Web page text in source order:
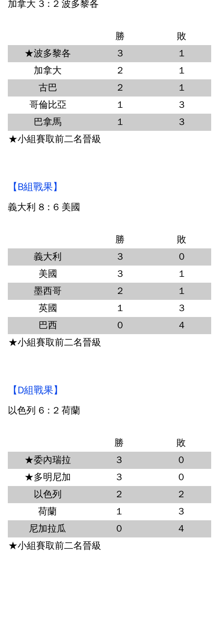
加拿大 3：2 波多黎各
勝
敗
★波多黎各
3
1
加拿大
2
1
古巴
2
1
哥倫比亞
1
3
巴拿馬
1
3
★小組賽取前二名晉級
【B組戰果】
義大利 8：6 美國
勝
敗
義大利
3
0
美國
3
1
墨西哥
2
1
英國
1
3
巴西
0
4
★小組賽取前二名晉級
【D組戰果】
以色列 6：2 荷蘭
勝
敗
★委內瑞拉
3
0
★多明尼加
3
0
以色列
2
2
荷蘭
1
3
尼加拉瓜
0
4
★小組賽取前二名晉級